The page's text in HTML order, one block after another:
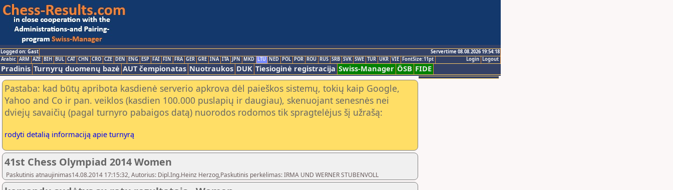
Logged on: Gast
Servertime 08.08.2026 19:54:18
Logout
Login
Arabic ARM AZE BIH BUL CAT CHN CRO CZE DEN ENG ESP FAI FIN FRA GER GRE INA ITA JPN MKD LTU NED POL POR ROU RUS SRB SVK SWE TUR UKR VIE FontSize:11pt
Pradinis Turnyrų duomenų bazė AUT čempionatas Nuotraukos DUK Tiesioginė registracija Swiss-Manager ÖSB FIDE
Pastaba: kad būtų apribota kasdienė serverio apkrova dėl paieškos sistemų, tokių kaip Google,
Yahoo and Co ir pan. veiklos (kasdien 100.000 puslapių ir daugiau), skenuojant senesnės nei
dviejų savaičių (pagal turnyro pabaigos datą) nuorodos rodomos tik spragtelėjus šį užrašą:
rodyti detalią informaciją apie turnyrą
41st Chess Olympiad 2014 Women
Paskutinis atnaujinimas14.08.2014 17:15:32, Autorius: Dipl.Ing.Heinz Herzog,Paskutinis perkėlimas: IRMA UND WERNER STUBENVOLL